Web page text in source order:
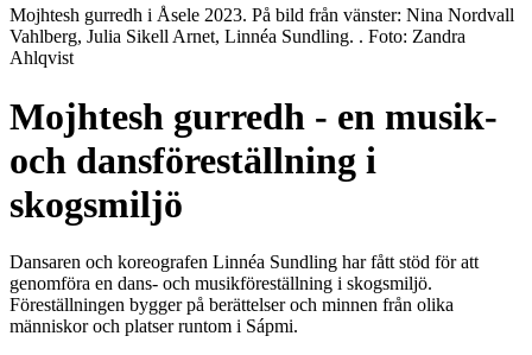
Mojhtesh gurredh i Åsele 2023. På bild från vänster: Nina Nordvall
Vahlberg, Julia Sikell Arnet, Linnéa Sundling. . Foto: Zandra
Ahlqvist
Mojhtesh gurredh - en musik-
och dansföreställning i
skogsmiljö
Dansaren och koreografen Linnéa Sundling har fått stöd för att
genomföra en dans- och musikföreställning i skogsmiljö.
Föreställningen bygger på berättelser och minnen från olika
människor och platser runtom i Sápmi.